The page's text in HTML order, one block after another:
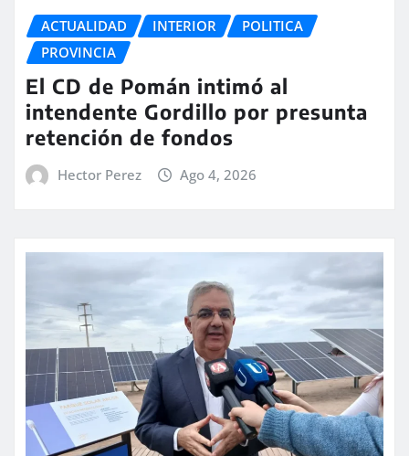
ACTUALIDAD INTERIOR
POLITICA
PROVINCIA
El CD de Pomán intimó al
intendente Gordillo por presunta
retención de fondos
Hector Perez Ago 4, 2026